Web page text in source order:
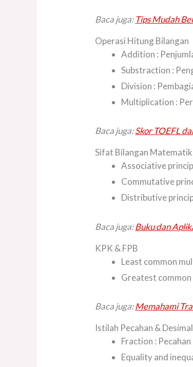
Baca juga: Tips Mudah
Operasi Hitung Bilangan
Addition :
Substraction :
Division :
Multiplication :
Baca juga:Skor TOEFL
Sifat Bilangan
Associative
Commutative
Distributive
Baca juga:Buku dan
KPK & FPB
Least common
Greatest
Baca juga:Memahami
Istilah Pecahan & Desimal
Fraction : Pecahan
Equality and